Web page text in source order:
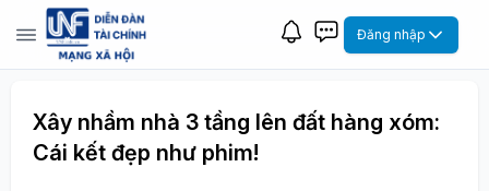
Đăng nhập
Xây nhầm nhà 3 tầng lên đất hàng xóm:
Cái kết đẹp như phim!